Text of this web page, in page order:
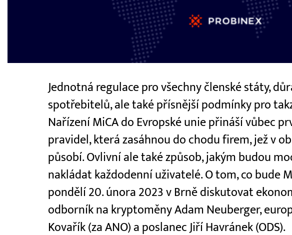
Jednotná regulace pro všechny členské státy,
spotřebitelů, ale také přísnější podmínky pro
Nařízení MiCA do Evropské unie přináší vůbec
pravidel, která zasáhnou do chodu firem, jež v
působí. Ovlivní ale také způsob, jakým budou
nakládat každodenní uživatelé. O tom, co bude
pondělí 20. února 2023 v Brně diskutovat
odborník na kryptoměny Adam Neuberger,
Kovařík (za ANO) a poslanec Jiří Havránek (ODS).